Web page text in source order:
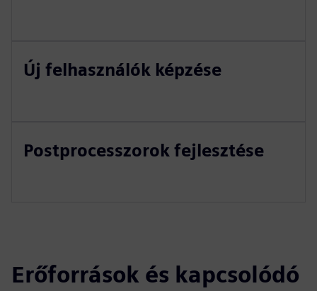
Új felhasználók képzése
Postprocesszorok fejlesztése
Erőforrások és kapcsolódó